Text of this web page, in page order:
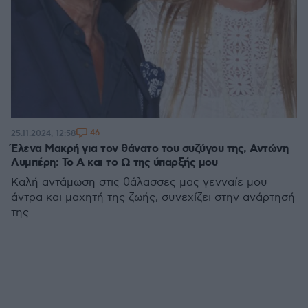
Έλενα Μακρή για τον θάνατο του συζύγου της, Αντώνη
Λυμπέρη: Το Α και το Ω της ύπαρξής μου
Καλή αντάμωση στις θάλασσες μας γενναίε μου
άντρα και μαχητή της ζωής, συνεχίζει στην ανάρτησή
της
25.11.2024, 12:58 46